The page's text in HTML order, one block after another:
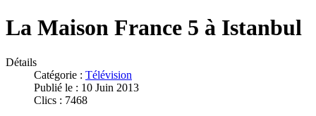
La Maison France 5 à Istanbul
Détails
Catégorie : Télévision
Publié le : 10 Juin 2013
Clics : 7468